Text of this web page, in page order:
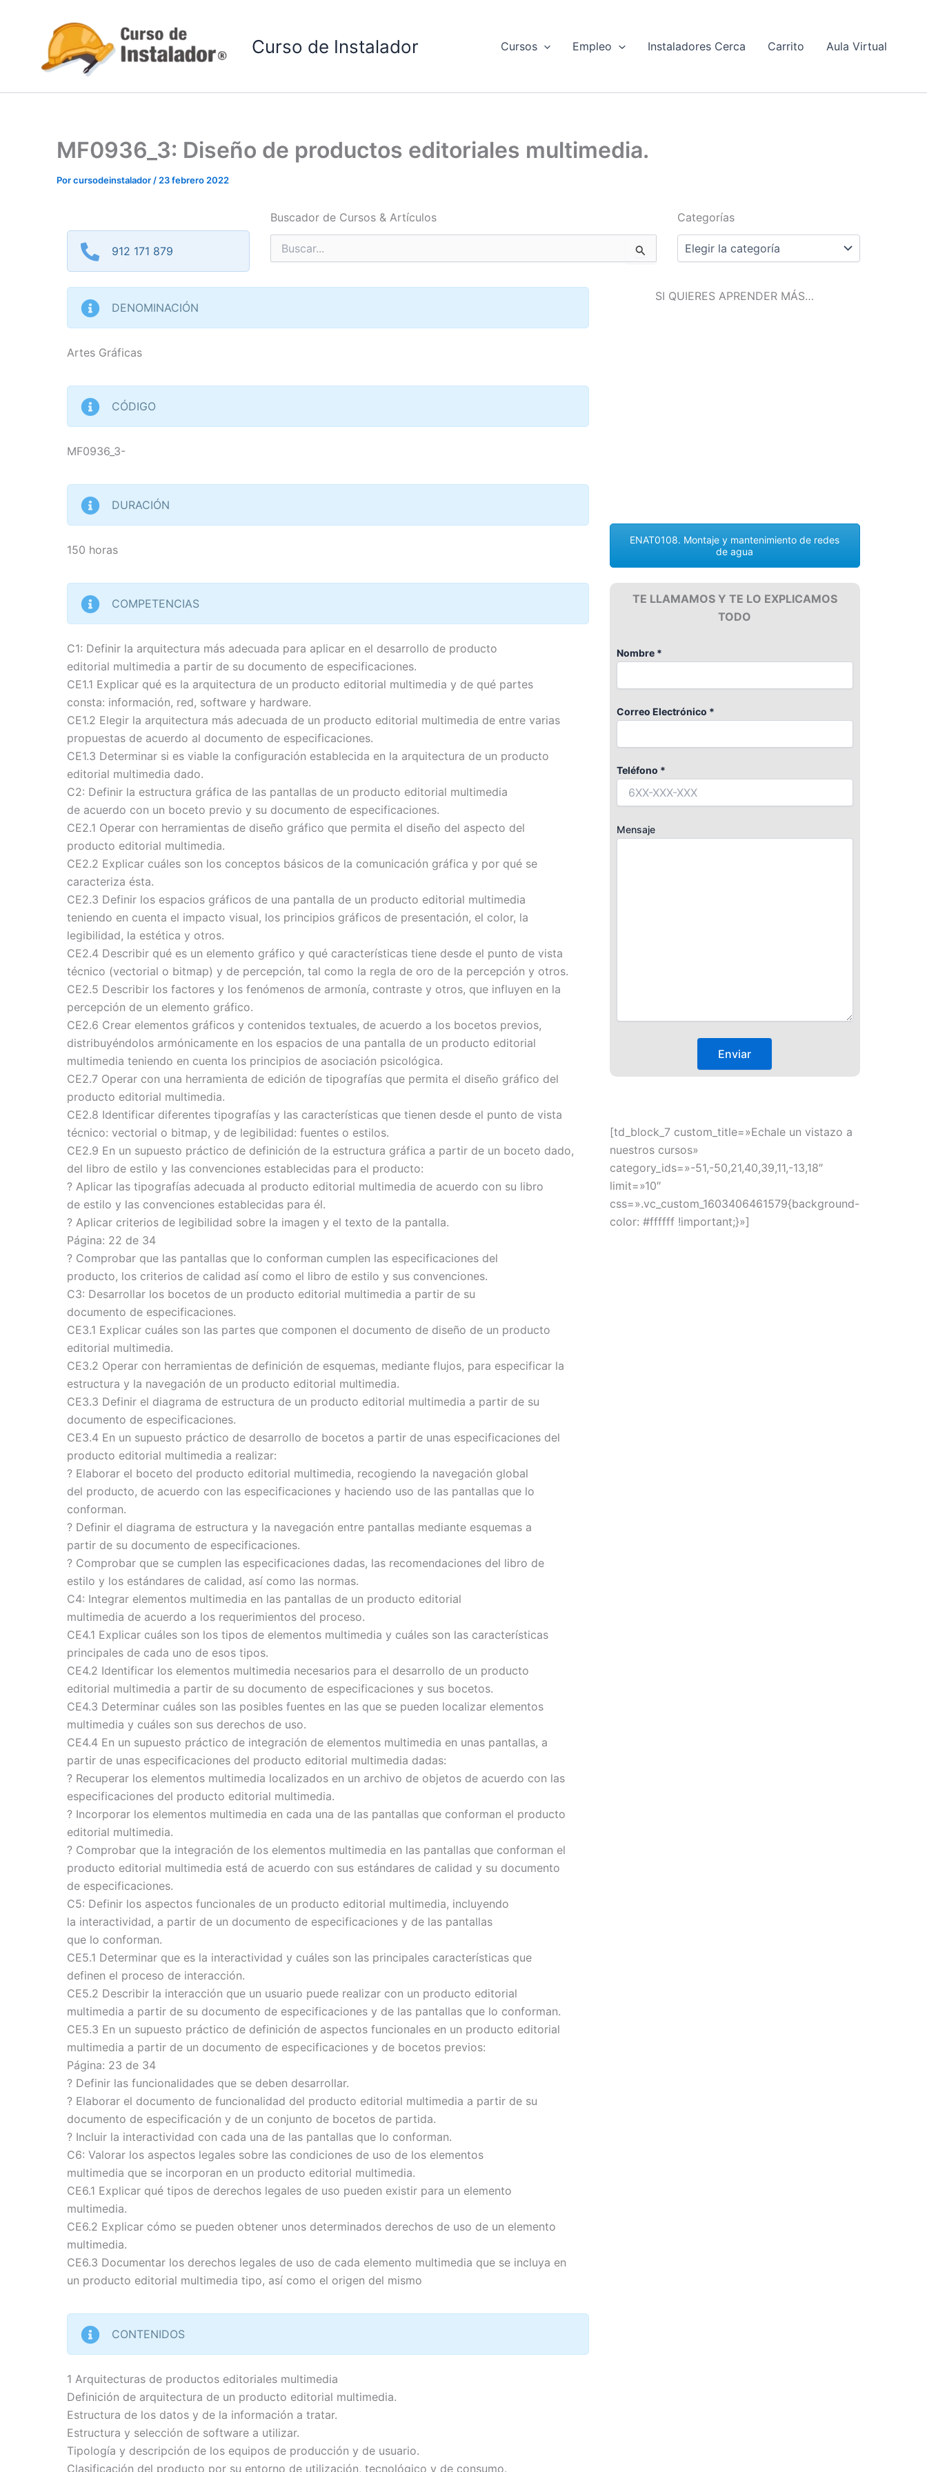
contenido
Curso de Instalador Cursos Empleo Instaladores Cerca Carrito Aula Virtual
MF0936_3: Diseño de productos editoriales multimedia.
Porcursodeinstalador/23 febrero 2022
912 171 879
Buscador de Cursos & Artículos
Buscar
por:
Categorías
Categorías
DENOMINACIÓN
Artes Gráficas
CÓDIGO
MF0936_3-
DURACIÓN
150 horas
COMPETENCIAS
C1: Definir la arquitectura más adecuada para aplicar en el desarrollo de producto
editorial multimedia a partir de su documento de especificaciones.
CE1.1 Explicar qué es la arquitectura de un producto editorial multimedia y de qué partes
consta: información, red, software y hardware.
CE1.2 Elegir la arquitectura más adecuada de un producto editorial multimedia de entre varias
propuestas de acuerdo al documento de especificaciones.
CE1.3 Determinar si es viable la configuración establecida en la arquitectura de un producto
editorial multimedia dado.
C2: Definir la estructura gráfica de las pantallas de un producto editorial multimedia
de acuerdo con un boceto previo y su documento de especificaciones.
CE2.1 Operar con herramientas de diseño gráfico que permita el diseño del aspecto del
producto editorial multimedia.
CE2.2 Explicar cuáles son los conceptos básicos de la comunicación gráfica y por qué se
caracteriza ésta.
CE2.3 Definir los espacios gráficos de una pantalla de un producto editorial multimedia
teniendo en cuenta el impacto visual, los principios gráficos de presentación, el color, la
legibilidad, la estética y otros.
CE2.4 Describir qué es un elemento gráfico y qué características tiene desde el punto de vista
técnico (vectorial o bitmap) y de percepción, tal como la regla de oro de la percepción y otros.
CE2.5 Describir los factores y los fenómenos de armonía, contraste y otros, que influyen en la
percepción de un elemento gráfico.
CE2.6 Crear elementos gráficos y contenidos textuales, de acuerdo a los bocetos previos,
distribuyéndolos armónicamente en los espacios de una pantalla de un producto editorial
multimedia teniendo en cuenta los principios de asociación psicológica.
CE2.7 Operar con una herramienta de edición de tipografías que permita el diseño gráfico del
producto editorial multimedia.
CE2.8 Identificar diferentes tipografías y las características que tienen desde el punto de vista
técnico: vectorial o bitmap, y de legibilidad: fuentes o estilos.
CE2.9 En un supuesto práctico de definición de la estructura gráfica a partir de un boceto dado,
del libro de estilo y las convenciones establecidas para el producto:
? Aplicar las tipografías adecuada al producto editorial multimedia de acuerdo con su libro
de estilo y las convenciones establecidas para él.
? Aplicar criterios de legibilidad sobre la imagen y el texto de la pantalla.
Página: 22 de 34
? Comprobar que las pantallas que lo conforman cumplen las especificaciones del
producto, los criterios de calidad así como el libro de estilo y sus convenciones.
C3: Desarrollar los bocetos de un producto editorial multimedia a partir de su
documento de especificaciones.
CE3.1 Explicar cuáles son las partes que componen el documento de diseño de un producto
editorial multimedia.
CE3.2 Operar con herramientas de definición de esquemas, mediante flujos, para especificar la
estructura y la navegación de un producto editorial multimedia.
CE3.3 Definir el diagrama de estructura de un producto editorial multimedia a partir de su
documento de especificaciones.
CE3.4 En un supuesto práctico de desarrollo de bocetos a partir de unas especificaciones del
producto editorial multimedia a realizar:
? Elaborar el boceto del producto editorial multimedia, recogiendo la navegación global
del producto, de acuerdo con las especificaciones y haciendo uso de las pantallas que lo
conforman.
? Definir el diagrama de estructura y la navegación entre pantallas mediante esquemas a
partir de su documento de especificaciones.
? Comprobar que se cumplen las especificaciones dadas, las recomendaciones del libro de
estilo y los estándares de calidad, así como las normas.
C4: Integrar elementos multimedia en las pantallas de un producto editorial
multimedia de acuerdo a los requerimientos del proceso.
CE4.1 Explicar cuáles son los tipos de elementos multimedia y cuáles son las características
principales de cada uno de esos tipos.
CE4.2 Identificar los elementos multimedia necesarios para el desarrollo de un producto
editorial multimedia a partir de su documento de especificaciones y sus bocetos.
CE4.3 Determinar cuáles son las posibles fuentes en las que se pueden localizar elementos
multimedia y cuáles son sus derechos de uso.
CE4.4 En un supuesto práctico de integración de elementos multimedia en unas pantallas, a
partir de unas especificaciones del producto editorial multimedia dadas:
? Recuperar los elementos multimedia localizados en un archivo de objetos de acuerdo con las
especificaciones del producto editorial multimedia.
? Incorporar los elementos multimedia en cada una de las pantallas que conforman el producto
editorial multimedia.
? Comprobar que la integración de los elementos multimedia en las pantallas que conforman el
producto editorial multimedia está de acuerdo con sus estándares de calidad y su documento
de especificaciones.
C5: Definir los aspectos funcionales de un producto editorial multimedia, incluyendo
la interactividad, a partir de un documento de especificaciones y de las pantallas
que lo conforman.
CE5.1 Determinar que es la interactividad y cuáles son las principales características que
definen el proceso de interacción.
CE5.2 Describir la interacción que un usuario puede realizar con un producto editorial
multimedia a partir de su documento de especificaciones y de las pantallas que lo conforman.
CE5.3 En un supuesto práctico de definición de aspectos funcionales en un producto editorial
multimedia a partir de un documento de especificaciones y de bocetos previos:
Página: 23 de 34
? Definir las funcionalidades que se deben desarrollar.
? Elaborar el documento de funcionalidad del producto editorial multimedia a partir de su
documento de especificación y de un conjunto de bocetos de partida.
? Incluir la interactividad con cada una de las pantallas que lo conforman.
C6: Valorar los aspectos legales sobre las condiciones de uso de los elementos
multimedia que se incorporan en un producto editorial multimedia.
CE6.1 Explicar qué tipos de derechos legales de uso pueden existir para un elemento
multimedia.
CE6.2 Explicar cómo se pueden obtener unos determinados derechos de uso de un elemento
multimedia.
CE6.3 Documentar los derechos legales de uso de cada elemento multimedia que se incluya en
un producto editorial multimedia tipo, así como el origen del mismo
CONTENIDOS
1 Arquitecturas de productos editoriales multimedia
Definición de arquitectura de un producto editorial multimedia.
Estructura de los datos y de la información a tratar.
Estructura y selección de software a utilizar.
Tipología y descripción de los equipos de producción y de usuario.
Clasificación del producto por su entorno de utilización, tecnológico y de consumo.
SI QUIERES APRENDER MÁS…
ENAT0108. Montaje y mantenimiento de redes
de agua
TE LLAMAMOS Y TE LO EXPLICAMOS
TODO
Nombre *
Correo Electrónico *
Teléfono *
Mensaje
[td_block_7 custom_title=»Echale un vistazo a
nuestros cursos»
category_ids=»-51,-50,21,40,39,11,-13,18″
limit=»10″
css=».vc_custom_1603406461579{background-
color: #ffffff !important;}»]